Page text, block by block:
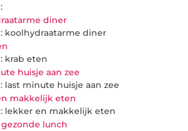
diner
koolhydraatarme diner
krab eten
huisje aan zee
last minute huisje aan zee
makkelijk eten
lekker en makkelijk eten
lunch